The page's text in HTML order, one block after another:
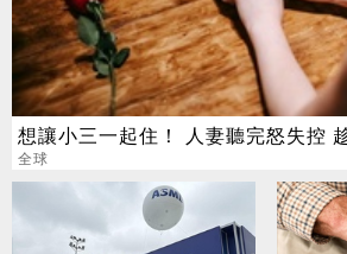
想讓小三一起住！ 人妻聽完怒失控
全球